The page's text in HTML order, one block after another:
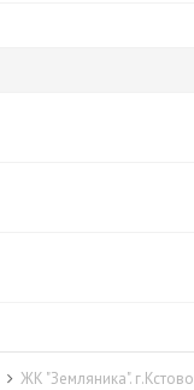
ЖК "Земляника". г.Кстово